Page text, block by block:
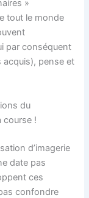
»
tout le monde
par conséquent
acquis), pense et
du
course !
d’imagerie
date pas
ces
confondre